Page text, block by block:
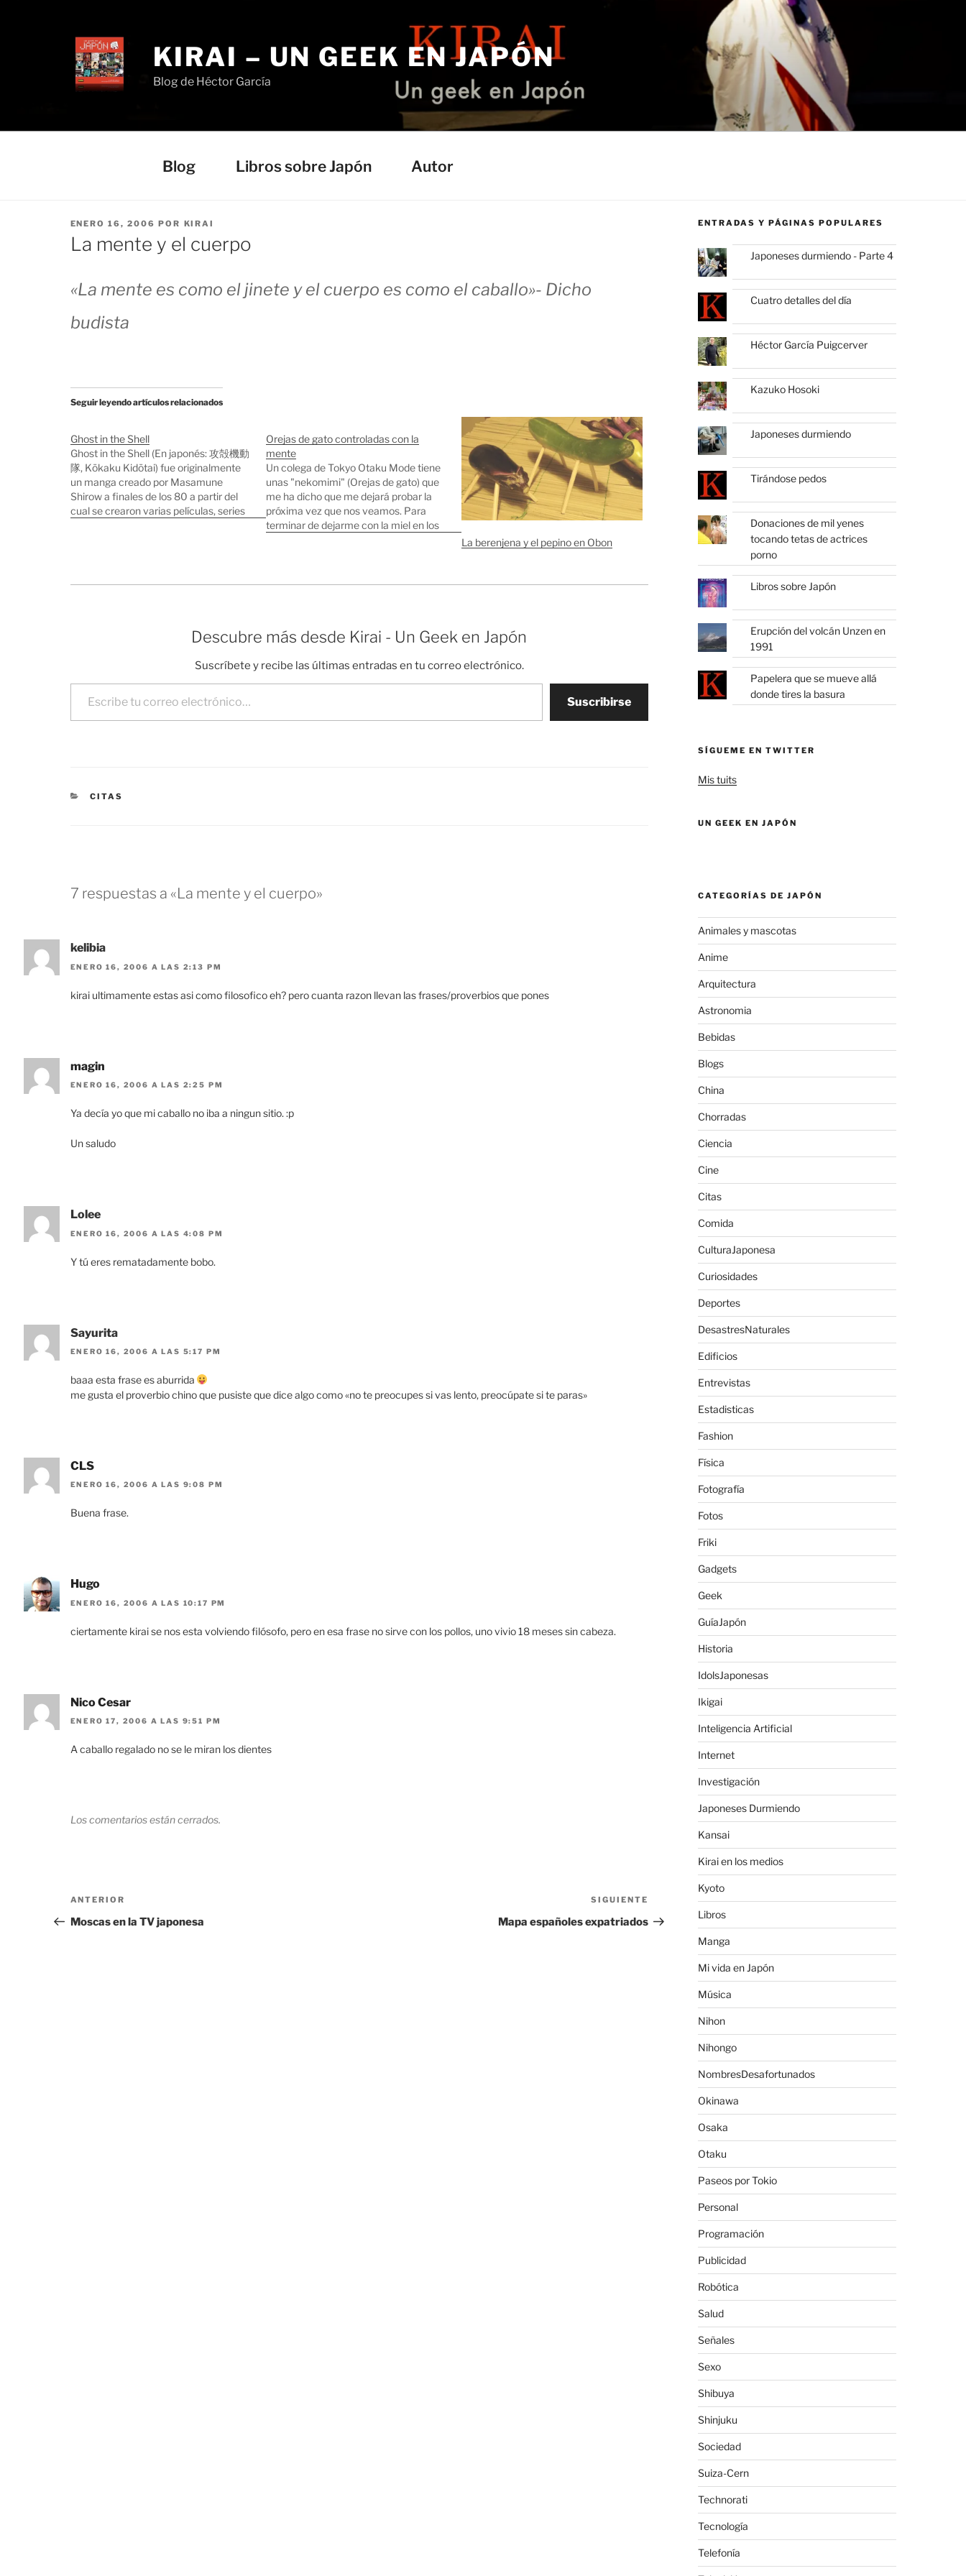
KIRAI – UN GEEK EN JAPÓN
Blog de Héctor García
Blog Libros sobre Japón Autor
PUBLICADO
EL
ENERO 16, 2006 POR KIRAI
La mente y el cuerpo
«La mente es como el jinete y el cuerpo es como el caballo»- Dicho
budista
Seguir leyendo artículos relacionados
Ghost in the Shell
Ghost in the Shell (En japonés: 攻殻機動
隊, Kōkaku Kidōtai) fue originalmente
un manga creado por Masamune
Shirow a finales de los 80 a partir del
cual se crearon varias películas, series
Orejas de gato controladas con la
mente
Un colega de Tokyo Otaku Mode tiene
unas "nekomimi" (Orejas de gato) que
me ha dicho que me dejará probar la
próxima vez que nos veamos. Para
terminar de dejarme con la miel en los
La berenjena y el pepino en Obon
Descubre más desde Kirai - Un Geek en Japón
Suscríbete y recibe las últimas entradas en tu correo electrónico.
Escribe tu correo electrónico…
Suscribirse
CATEGORÍAS
CITAS
7 respuestas a «La mente y el cuerpo»
kelibia
ENERO 16, 2006 A LAS 2:13 PM
kirai ultimamente estas asi como filosofico eh? pero cuanta razon llevan las frases/proverbios que pones
magin
ENERO 16, 2006 A LAS 2:25 PM
Ya decía yo que mi caballo no iba a ningun sitio. :p
Un saludo
Lolee
ENERO 16, 2006 A LAS 4:08 PM
Y tú eres rematadamente bobo.
Sayurita
ENERO 16, 2006 A LAS 5:17 PM
baaa esta frase es aburrida
me gusta el proverbio chino que pusiste que dice algo como «no te preocupes si vas lento, preocúpate si te paras»
CLS
ENERO 16, 2006 A LAS 9:08 PM
Buena frase.
Hugo
ENERO 16, 2006 A LAS 10:17 PM
ciertamente kirai se nos esta volviendo filósofo, pero en esa frase no sirve con los pollos, uno vivio 18 meses sin cabeza.
Nico Cesar
ENERO 17, 2006 A LAS 9:51 PM
A caballo regalado no se le miran los dientes
Los comentarios están cerrados.
Navegación
de
Entrada
anterior:
ANTERIOR
Moscas en la TV japonesa
Siguiente
entrada
SIGUIENTE
Mapa españoles expatriados
ENTRADAS Y PÁGINAS POPULARES
Japoneses durmiendo - Parte 4
Cuatro detalles del día
Héctor García Puigcerver
Kazuko Hosoki
Japoneses durmiendo
Tirándose pedos
Donaciones de mil yenes
tocando tetas de actrices
porno
Libros sobre Japón
Erupción del volcán Unzen en
1991
Papelera que se mueve allá
donde tires la basura
SÍGUEME EN TWITTER
Mis tuits
UN GEEK EN JAPÓN
CATEGORÍAS DE JAPÓN
Animales y mascotas
Anime
Arquitectura
Astronomia
Bebidas
Blogs
China
Chorradas
Ciencia
Cine
Citas
Comida
CulturaJaponesa
Curiosidades
Deportes
DesastresNaturales
Edificios
Entrevistas
Estadisticas
Fashion
Física
Fotografía
Fotos
Friki
Gadgets
Geek
GuíaJapón
Historia
IdolsJaponesas
Ikigai
Inteligencia Artificial
Internet
Investigación
Japoneses Durmiendo
Kansai
Kirai en los medios
Kyoto
Libros
Manga
Mi vida en Japón
Música
Nihon
Nihongo
NombresDesafortunados
Okinawa
Osaka
Otaku
Paseos por Tokio
Personal
Programación
Publicidad
Robótica
Salud
Señales
Sexo
Shibuya
Shinjuku
Sociedad
Suiza-Cern
Technorati
Tecnología
Telefonía